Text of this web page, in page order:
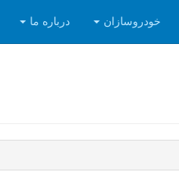
خودروسازان درباره ما